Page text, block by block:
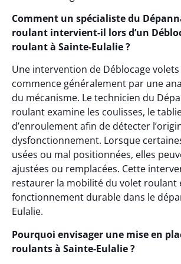
Comment un spécialiste du
roulant intervient-il lors d’un
roulant à Sainte-Eulalie ?
Une intervention de Déblocage
commence généralement par une
du mécanisme. Le technicien du
roulant examine les coulisses, le
d’enroulement afin de détecter
dysfonctionnement. Lorsque
usées ou mal positionnées, elles
ajustées ou remplacées. Cette
restaurer la mobilité du volet roulant
fonctionnement durable dans le
Eulalie.
Pourquoi envisager une mise en
roulants à Sainte-Eulalie ?